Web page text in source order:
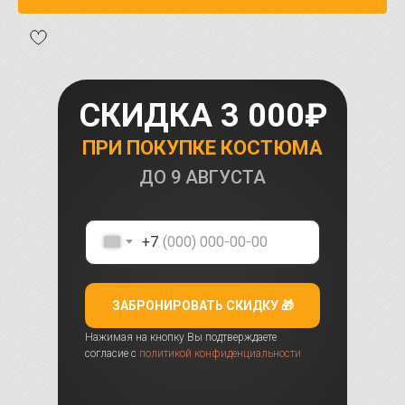
ПРИ ПОКУПКЕ КОСТЮМА
СКИДКА 3 000₽
ДО 9 АВГУСТА
+7
ЗАБРОНИРОВАТЬ СКИДКУ 🎁
Нажимая на кнопку Вы подтверждаете
согласие с политикой конфиденциальности